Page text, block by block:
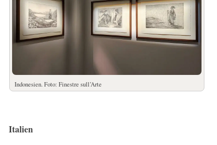
Indonesien. Foto: Finestre sull’Arte
Italien